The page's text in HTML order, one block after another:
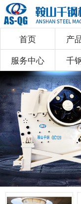
首页 产
服务中心
千